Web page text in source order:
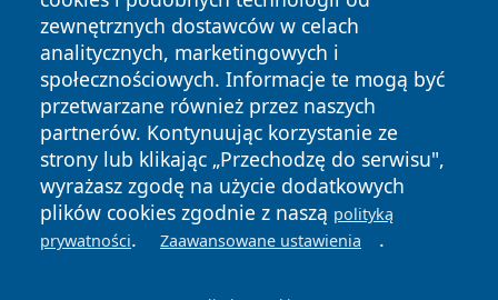
zewnętrznych dostawców w celach
analitycznych, marketingowych i
społecznościowych. Informacje te mogą być
przetwarzane również przez naszych
partnerów. Kontynuując korzystanie ze
strony lub klikając „Przechodzę do serwisu",
wyrażasz zgodę na użycie dodatkowych
plików cookies zgodnie z naszą polityką
prywatności. Zaawansowane ustawienia .
Copyright © 2026 terazgniezno.pl Wszystkie prawa
zastrzeżone.
News Autorzy
Polityka
Prywatności
Polityka
Cookies